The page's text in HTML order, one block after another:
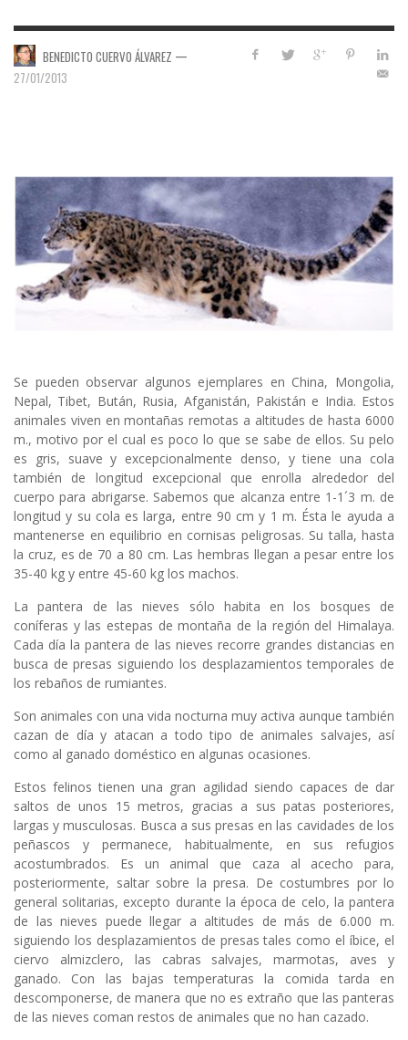
BENEDICTO CUERVO ÁLVAREZ —
27/01/2013
Se pueden observar algunos ejemplares en China, Mongolia,
Nepal, Tibet, Bután, Rusia, Afganistán, Pakistán e India. Estos
animales viven en montañas remotas a altitudes de hasta 6000
m., motivo por el cual es poco lo que se sabe de ellos. Su pelo
es gris, suave y excepcionalmente denso, y tiene una cola
también de longitud excepcional que enrolla alrededor del
cuerpo para abrigarse. Sabemos que alcanza entre 1-1´3 m. de
longitud y su cola es larga, entre 90 cm y 1 m. Ésta le ayuda a
mantenerse en equilibrio en cornisas peligrosas. Su talla, hasta
la cruz, es de 70 a 80 cm. Las hembras llegan a pesar entre los
35-40 kg y entre 45-60 kg los machos.
La pantera de las nieves sólo habita en los bosques de
coníferas y las estepas de montaña de la región del Himalaya.
Cada día la pantera de las nieves recorre grandes distancias en
busca de presas siguiendo los desplazamientos temporales de
los rebaños de rumiantes.
Son animales con una vida nocturna muy activa aunque también
cazan de día y atacan a todo tipo de animales salvajes, así
como al ganado doméstico en algunas ocasiones.
Estos felinos tienen una gran agilidad siendo capaces de dar
saltos de unos 15 metros, gracias a sus patas posteriores,
largas y musculosas. Busca a sus presas en las cavidades de los
peñascos y permanece, habitualmente, en sus refugios
acostumbrados. Es un animal que caza al acecho para,
posteriormente, saltar sobre la presa. De costumbres por lo
general solitarias, excepto durante la época de celo, la pantera
de las nieves puede llegar a altitudes de más de 6.000 m.
siguiendo los desplazamientos de presas tales como el íbice, el
ciervo almizclero, las cabras salvajes, marmotas, aves y
ganado. Con las bajas temperaturas la comida tarda en
descomponerse, de manera que no es extraño que las panteras
de las nieves coman restos de animales que no han cazado.